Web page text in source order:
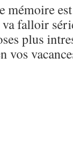
mémoire
falloir
plus
vos